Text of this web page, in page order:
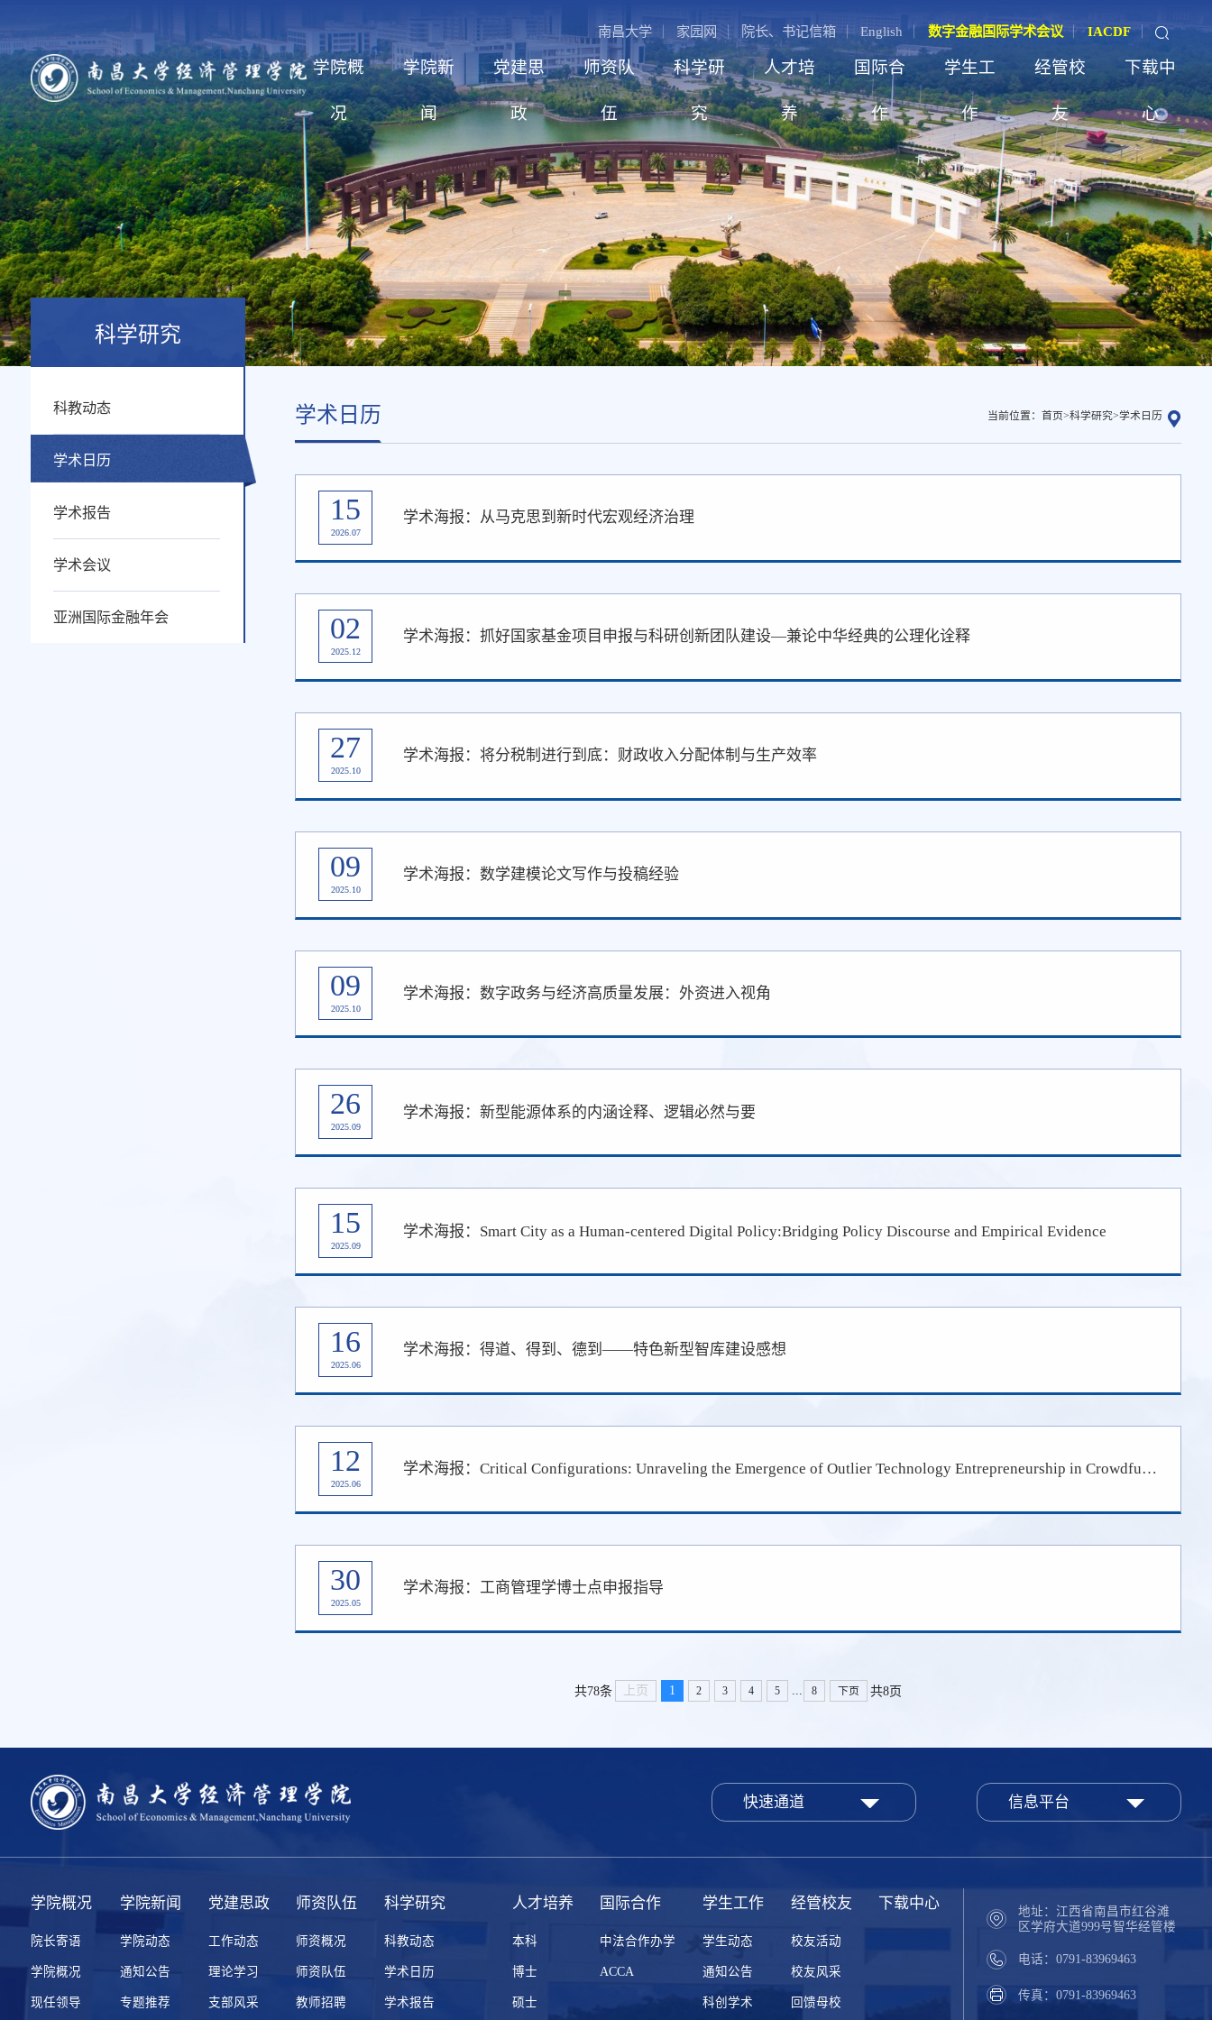
南昌大学 家园网 院长、书记信箱 English 数字金融国际学术会议 IACDF
学院概
况
学院新
闻
党建思
政
师资队
伍
科学研
究
人才培
养
国际合
作
学生工
作
经管校
友
下载中
心
科学研究
科教动态
学术日历
学术报告
学术会议
亚洲国际金融年会
学术日历 当前位置：首页>科学研究>学术日历
15
2026.07
学术海报：从马克思到新时代宏观经济治理
02
2025.12
学术海报：抓好国家基金项目申报与科研创新团队建设—兼论中华经典的公理化诠释
27
2025.10
学术海报：将分税制进行到底：财政收入分配体制与生产效率
09
2025.10
学术海报：数学建模论文写作与投稿经验
09
2025.10
学术海报：数字政务与经济高质量发展：外资进入视角
26
2025.09
学术海报：新型能源体系的内涵诠释、逻辑必然与要
15
2025.09
学术海报：Smart City as a Human-centered Digital Policy:Bridging Policy Discourse and Empirical Evidence
16
2025.06
学术海报：得道、得到、德到——特色新型智库建设感想
12
2025.06
学术海报：Critical Configurations: Unraveling the Emergence of Outlier Technology Entrepreneurship in Crowdfunding
30
2025.05
学术海报：工商管理学博士点申报指导
共78条 上页 1 2 3 4 5 8 下页 共8页
快速通道 信息平台
学院概况
院长寄语
学院概况
现任领导
学院新闻
学院动态
通知公告
专题推荐
党建思政
工作动态
理论学习
支部风采
师资队伍
师资概况
师资队伍
教师招聘
科学研究
科教动态
学术日历
学术报告
人才培养
本科
博士
硕士
国际合作
中法合作办学
ACCA
学生工作
学生动态
通知公告
科创学术
经管校友
校友活动
校友风采
回馈母校
下载中心
地址：江西省南昌市红谷滩
区学府大道999号智华经管楼
电话：0791-83969463
传真：0791-83969463